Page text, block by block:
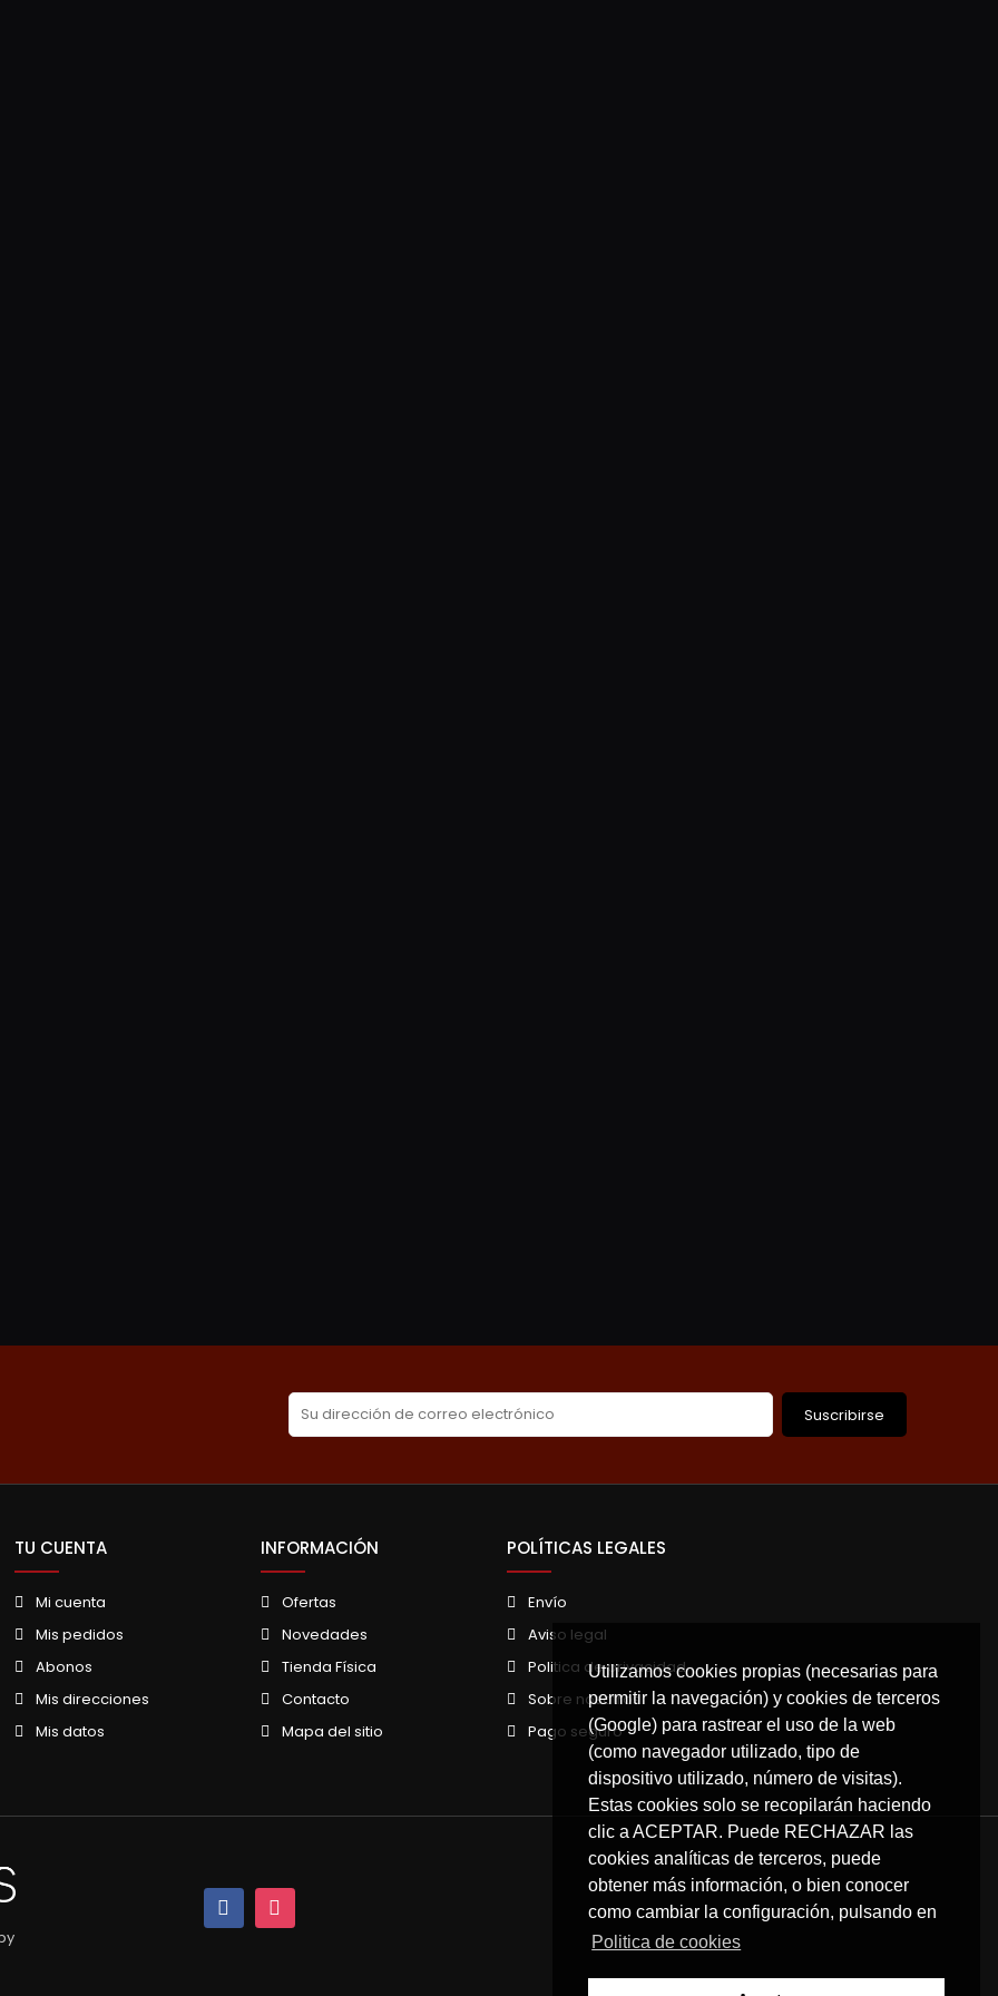
Utilizamos cookies propias (necesarias para
permitir la navegación) y cookies de terceros
(Google) para rastrear el uso de la web
(como navegador utilizado, tipo de
dispositivo utilizado, número de visitas).
Estas cookies solo se recopilarán haciendo
clic a ACEPTAR. Puede RECHAZAR las
cookies analíticas de terceros, puede
obtener más información, o bien conocer
como cambiar la configuración, pulsando en
Politica de cookies
Suscribirse
TU CUENTA
Mi cuenta
Mis pedidos
Abonos
Mis direcciones
Mis datos
INFORMACIÓN
Ofertas
Novedades
Tienda Física
Contacto
Mapa del sitio
POLÍTICAS LEGALES
Envío
Aviso legal
Politica de privacidad
Sobre nosotros
Pago seguro